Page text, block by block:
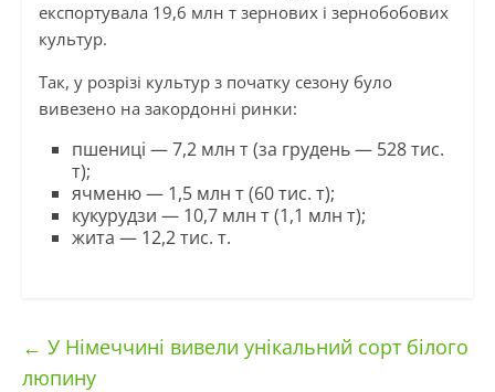
експортувала 19,6 млн т зернових і зернобобових
культур.
Так, у розрізі культур з початку сезону було
вивезено на закордонні ринки:
пшениці — 7,2 млн т (за грудень — 528 тис.
т);
ячменю — 1,5 млн т (60 тис. т);
кукурудзи — 10,7 млн т (1,1 млн т);
жита — 12,2 тис. т.
← У Німеччині вивели унікальний сорт білого
люпину